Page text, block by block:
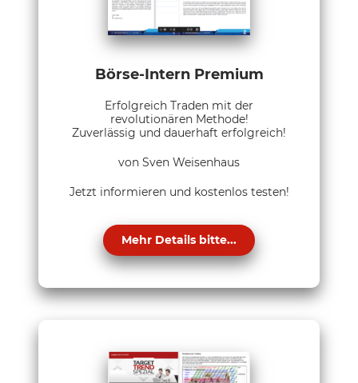
Börse-Intern Premium
Erfolgreich Traden mit der
revolutionären Methode!
Zuverlässig und dauerhaft erfolgreich!
von Sven Weisenhaus
Jetzt informieren und kostenlos testen!
Mehr Details bitte...